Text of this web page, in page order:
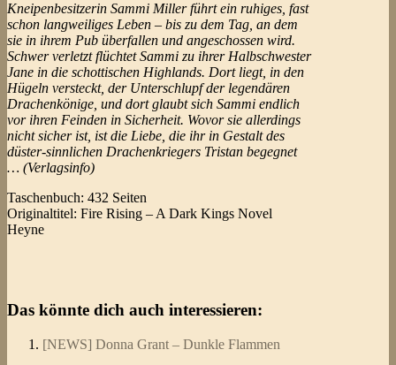
Kneipenbesitzerin Sammi Miller führt ein ruhiges, fast
schon langweiliges Leben – bis zu dem Tag, an dem
sie in ihrem Pub überfallen und angeschossen wird.
Schwer verletzt flüchtet Sammi zu ihrer Halbschwester
Jane in die schottischen Highlands. Dort liegt, in den
Hügeln versteckt, der Unterschlupf der legendären
Drachenkönige, und dort glaubt sich Sammi endlich
vor ihren Feinden in Sicherheit. Wovor sie allerdings
nicht sicher ist, ist die Liebe, die ihr in Gestalt des
düster-sinnlichen Drachenkriegers Tristan begegnet
… (Verlagsinfo)
Taschenbuch: 432 Seiten
Originaltitel: Fire Rising – A Dark Kings Novel
Heyne
Das könnte dich auch interessieren:
[NEWS] Donna Grant – Dunkle Flammen